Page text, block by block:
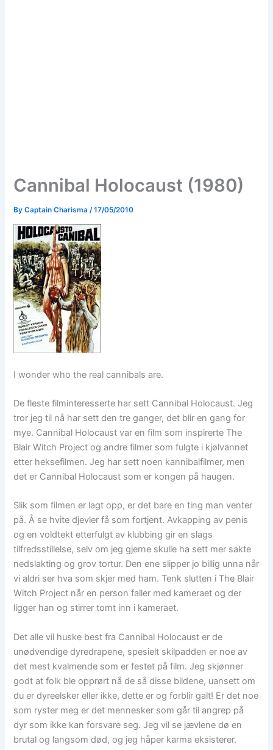
Cannibal Holocaust (1980)
ByCaptain Charisma /17/05/2010
I wonder who the real cannibals are.
De fleste filminteresserte har sett Cannibal Holocaust. Jeg
tror jeg til nå har sett den tre ganger, det blir en gang for
mye. Cannibal Holocaust var en film som inspirerte The
Blair Witch Project og andre filmer som fulgte i kjølvannet
etter heksefilmen. Jeg har sett noen kannibalfilmer, men
det er Cannibal Holocaust som er kongen på haugen.
Slik som filmen er lagt opp, er det bare en ting man venter
på. Å se hvite djevler få som fortjent. Avkapping av penis
og en voldtekt etterfulgt av klubbing gir en slags
tilfredsstillelse, selv om jeg gjerne skulle ha sett mer sakte
nedslakting og grov tortur. Den ene slipper jo billig unna når
vi aldri ser hva som skjer med ham. Tenk slutten i The Blair
Witch Project når en person faller med kameraet og der
ligger han og stirrer tomt inn i kameraet.
Det alle vil huske best fra Cannibal Holocaust er de
unødvendige dyredrapene, spesielt skilpadden er noe av
det mest kvalmende som er festet på film. Jeg skjønner
godt at folk ble opprørt nå de så disse bildene, uansett om
du er dyreelsker eller ikke, dette er og forblir galt! Er det noe
som ryster meg er det mennesker som går til angrep på
dyr som ikke kan forsvare seg. Jeg vil se jævlene dø en
brutal og langsom død, og jeg håper karma eksisterer.